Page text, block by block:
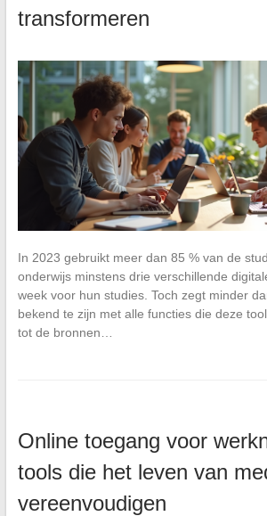
transformeren
In 2023 gebruikt meer dan 85 % van de
onderwijs minstens drie verschillende
week voor hun studies. Toch zegt minder
bekend te zijn met alle functies die deze
tot de bronnen…
Online toegang voor
tools die het leven van
vereenvoudigen